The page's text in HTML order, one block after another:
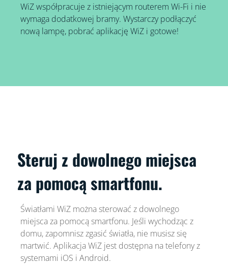
WiZ współpracuje z istniejącym routerem Wi-Fi i nie
wymaga dodatkowej bramy. Wystarczy podłączyć
nową lampę, pobrać aplikację WiZ i gotowe!
Steruj z dowolnego miejsca
za pomocą smartfonu.
Światłami WiZ można sterować z dowolnego
miejsca za pomocą smartfonu. Jeśli wychodząc z
domu, zapomnisz zgasić światła, nie musisz się
martwić. Aplikacja WiZ jest dostępna na telefony z
systemami iOS i Android.